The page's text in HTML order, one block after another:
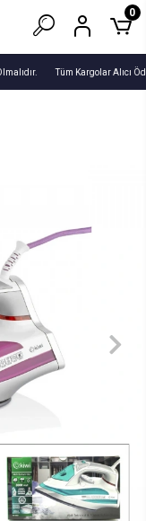
Tüm Kargolar Alıcı
0